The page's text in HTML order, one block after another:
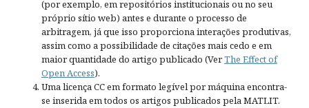
(por exemplo, em repositórios institucionais ou no seu
próprio sítio web) antes e durante o processo de
arbitragem, já que isso proporciona interações produtivas,
assim como a possibilidade de citações mais cedo e em
maior quantidade do artigo publicado (VerThe Effect of
Open Access).
Uma licença CC em formato legível por máquina encontra-
se inserida em todos os artigos publicados pela MATLIT.